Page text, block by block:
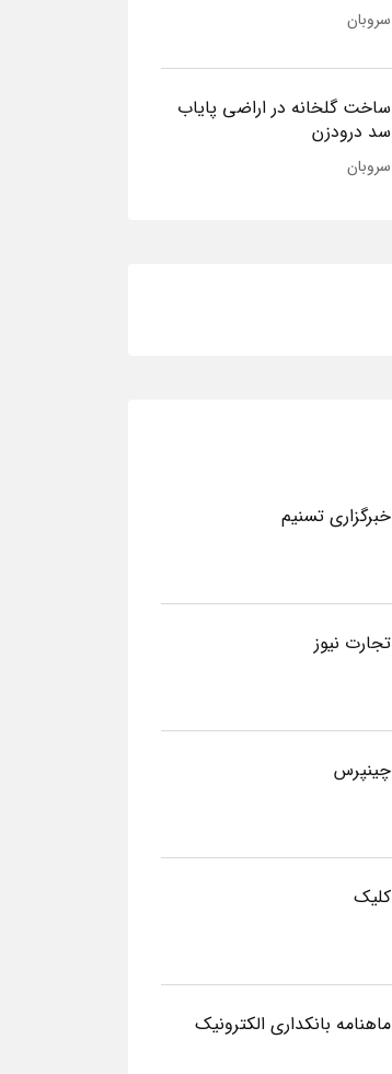
سروبان
ساخت گلخانه در اراضی پایاب
سد درودزن
سروبان
خبرگزاری تسنیم
تجارت نیوز
چینپرس
کلیک
ماهنامه بانکداری الکترونیک